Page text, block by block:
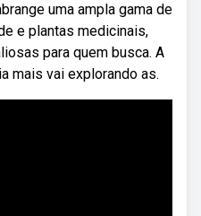
uma ampla gama de
e plantas medicinais,
para quem busca. A
mais vai explorando as.